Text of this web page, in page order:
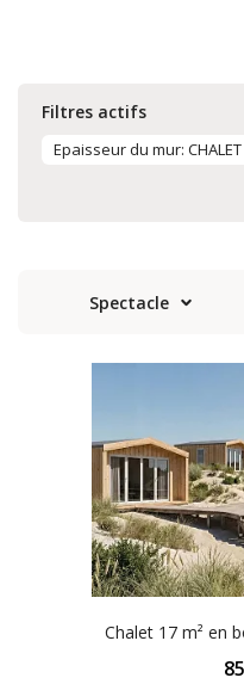
Filtres actifs
Epaisseur du mur: CHALET
Spectacle
Chalet 17 m² en